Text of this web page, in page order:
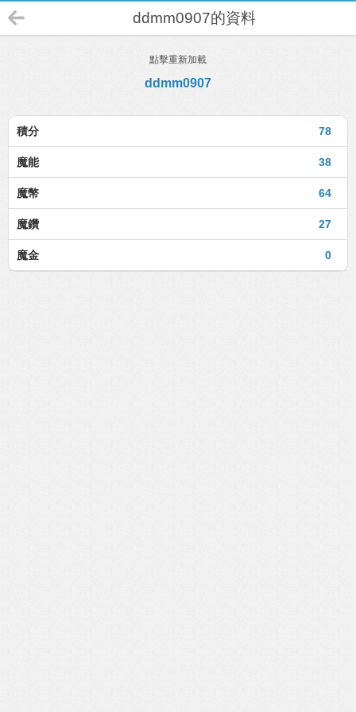
ddmm0907的資料
點擊重新加載
ddmm0907
78
積分
38
魔能
64
魔幣
27
魔鑽
0
魔金